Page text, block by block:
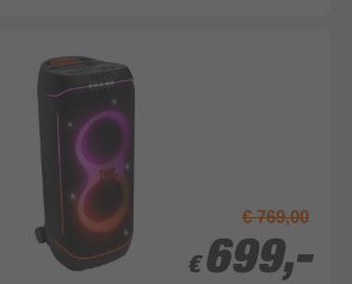
€ 769,00
€ 699,-
€ 699,-